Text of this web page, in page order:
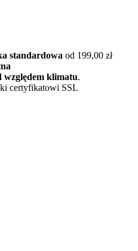
standardowa od 199,00 zł
względem klimatu.
certyfikatowi SSL